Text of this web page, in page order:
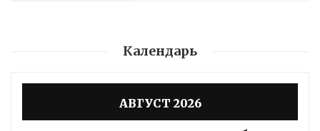
Календарь
АВГУСТ 2026